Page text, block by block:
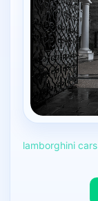
lamborghini cars